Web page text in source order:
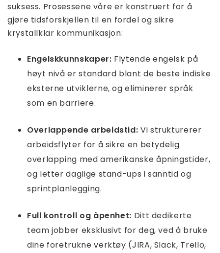
suksess. Prosessene våre er konstruert for å
gjøre tidsforskjellen til en fordel og sikre
krystallklar kommunikasjon:
Engelskkunnskaper: Flytende engelsk på
høyt nivå er standard blant de beste indiske
eksterne utviklerne, og eliminerer språk
som en barriere.
Overlappende arbeidstid: Vi strukturerer
arbeidsflyter for å sikre en betydelig
overlapping med amerikanske åpningstider,
og letter daglige stand-ups i sanntid og
sprintplanlegging.
Full kontroll og åpenhet: Ditt dedikerte
team jobber eksklusivt for deg, ved å bruke
dine foretrukne verktøy (JIRA, Slack, Trello,